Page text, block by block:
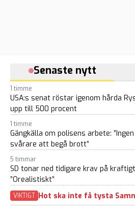
Senaste nytt
1 timme
USA:s senat röstar igenom hårda
upp till 500 procent
1 timme
Gängkälla om polisens arbete:
svårare att begå brott”
5 timmar
SD tonar ned tidigare krav på
”Orealistiskt”
VIKTIGT Hot ska inte få tysta